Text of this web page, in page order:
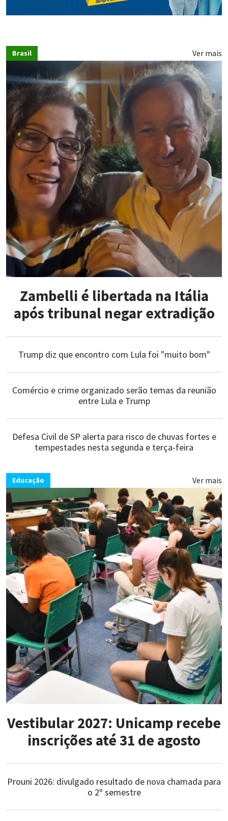
Brasil Ver mais
Zambelli é libertada na Itália
após tribunal negar extradição
Trump diz que encontro com Lula foi "muito bom"
Comércio e crime organizado serão temas da reunião
entre Lula e Trump
Defesa Civil de SP alerta para risco de chuvas fortes e
tempestades nesta segunda e terça-feira
Educação Ver mais
Vestibular 2027: Unicamp recebe
inscrições até 31 de agosto
Prouni 2026: divulgado resultado de nova chamada para
o 2º semestre